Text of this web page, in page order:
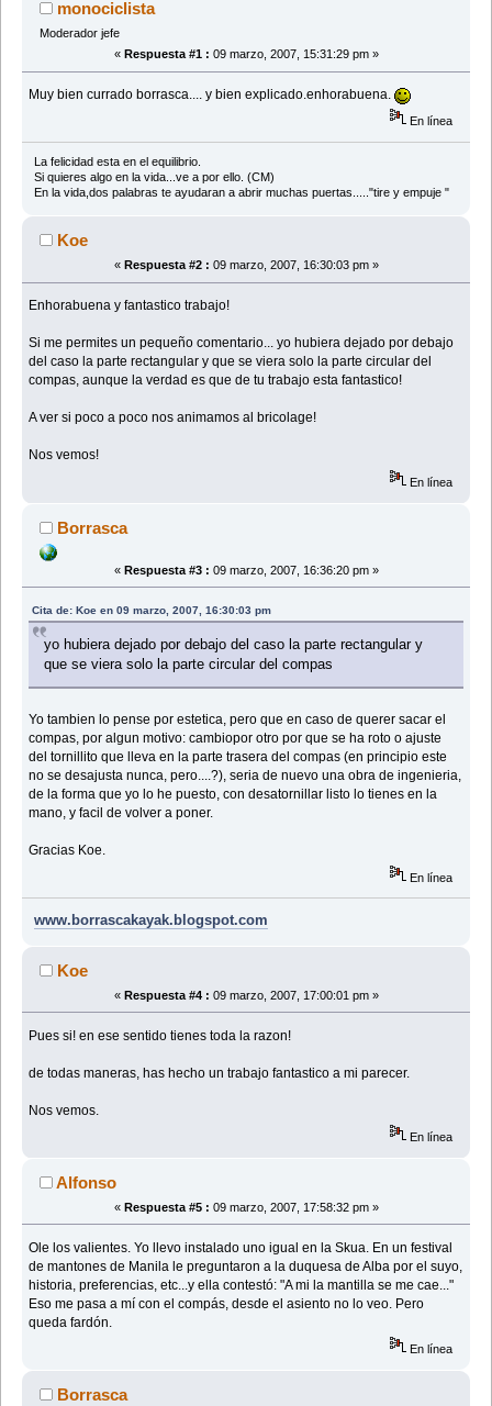
monociclista
Moderador jefe
« Respuesta #1 : 09 marzo, 2007, 15:31:29 pm »
Muy bien currado borrasca.... y bien explicado.enhorabuena.
En línea
La felicidad esta en el equilibrio.
Si quieres algo en la vida...ve a por ello. (CM)
En la vida,dos palabras te ayudaran a abrir muchas puertas....."tire y empuje "
Koe
« Respuesta #2 : 09 marzo, 2007, 16:30:03 pm »
Enhorabuena y fantastico trabajo!
Si me permites un pequeño comentario... yo hubiera dejado por debajo
del caso la parte rectangular y que se viera solo la parte circular del
compas, aunque la verdad es que de tu trabajo esta fantastico!
A ver si poco a poco nos animamos al bricolage!
Nos vemos!
En línea
Borrasca
« Respuesta #3 : 09 marzo, 2007, 16:36:20 pm »
Cita de: Koe en 09 marzo, 2007, 16:30:03 pm
yo hubiera dejado por debajo del caso la parte rectangular y
que se viera solo la parte circular del compas
Yo tambien lo pense por estetica, pero que en caso de querer sacar el
compas, por algun motivo: cambiopor otro por que se ha roto o ajuste
del tornillito que lleva en la parte trasera del compas (en principio este
no se desajusta nunca, pero....?), seria de nuevo una obra de ingenieria,
de la forma que yo lo he puesto, con desatornillar listo lo tienes en la
mano, y facil de volver a poner.
Gracias Koe.
En línea
www.borrascakayak.blogspot.com
Koe
« Respuesta #4 : 09 marzo, 2007, 17:00:01 pm »
Pues si! en ese sentido tienes toda la razon!
de todas maneras, has hecho un trabajo fantastico a mi parecer.
Nos vemos.
En línea
Alfonso
« Respuesta #5 : 09 marzo, 2007, 17:58:32 pm »
Ole los valientes. Yo llevo instalado uno igual en la Skua. En un festival
de mantones de Manila le preguntaron a la duquesa de Alba por el suyo,
historia, preferencias, etc...y ella contestó: "A mi la mantilla se me cae..."
Eso me pasa a mí con el compás, desde el asiento no lo veo. Pero
queda fardón.
En línea
Borrasca